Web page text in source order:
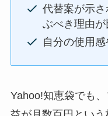
代替案が示
ぶべき理由
自分の使用
Yahoo!知恵袋でも